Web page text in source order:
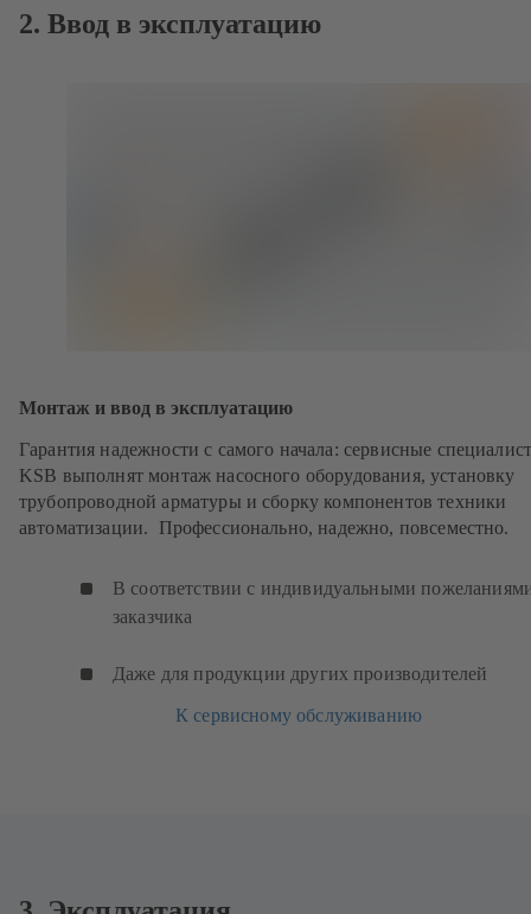
2. Ввод в эксплуатацию
Монтаж и ввод в эксплуатацию
Гарантия надежности с самого начала: сервисные
KSB выполнят монтаж насосного оборудования, установку
трубопроводной арматуры и сборку компонентов техники
автоматизации. Профессионально, надежно, повсеместно.
В соответствии с индивидуальными
заказчика
Даже для продукции других производителей
К сервисному обслуживанию